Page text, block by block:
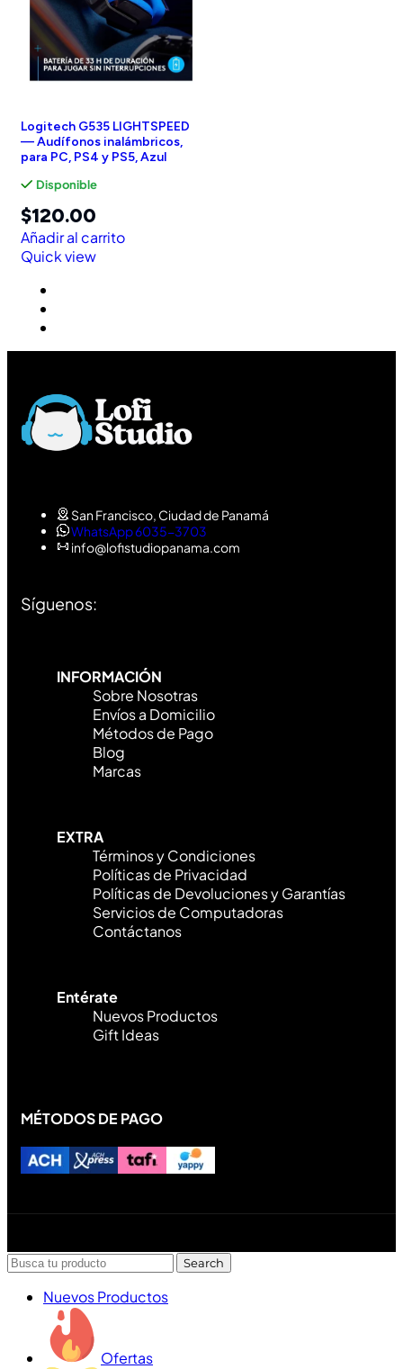
Logitech G535 LIGHTSPEED
— Audífonos inalámbricos,
para PC, PS4 y PS5, Azul
Disponible
$120.00
Añadir al carrito
Quick view
San Francisco, Ciudad de Panamá
WhatsApp 6035-3703
info@lofistudiopanama.com
Síguenos:
INFORMACIÓN
Sobre Nosotras
Envíos a Domicilio
Métodos de Pago
Blog
Marcas
EXTRA
Términos y Condiciones
Políticas de Privacidad
Políticas de Devoluciones y Garantías
Servicios de Computadoras
Contáctanos
Entérate
Nuevos Productos
Gift Ideas
MÉTODOS DE PAGO
Search
Nuevos Productos
Ofertas